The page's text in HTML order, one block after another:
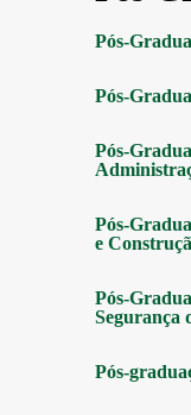
Pós-
Pós-
Pós-
Pós-
e
Pós-
Segurança
Pós-